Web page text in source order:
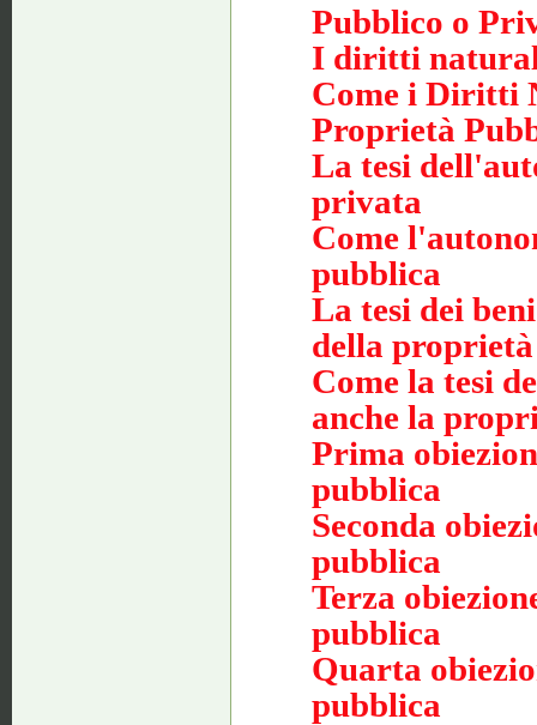
Pubblico o
I diritti
Come i Diritti
Proprietà
La tesi
privata
Come
pubblica
La tesi dei
della
Come la tesi
anche la
Prima
pubblica
Seconda
pubblica
Terza
pubblica
Quarta
pubblica